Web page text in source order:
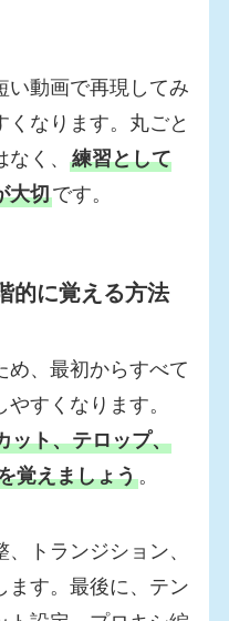
い動画で再現してみ
くなります。丸ごと
なく、練習として
大切です。
的に覚える方法
め、最初からすべて
すくなります。
ット、テロップ、
覚えましょう。
トランジション、
ます。最後に、テン